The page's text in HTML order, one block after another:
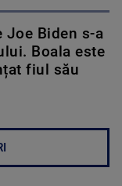
Joe Biden s-a
Boala este
fiul său